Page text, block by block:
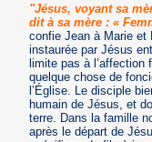
"Jésus, voyant sa
dit à sa mère : «
confie Jean à Marie et
instaurée par Jésus
limite pas à
quelque chose de
l’Église. Le disciple
humain de Jésus, et
terre. Dans la famille
après le départ de